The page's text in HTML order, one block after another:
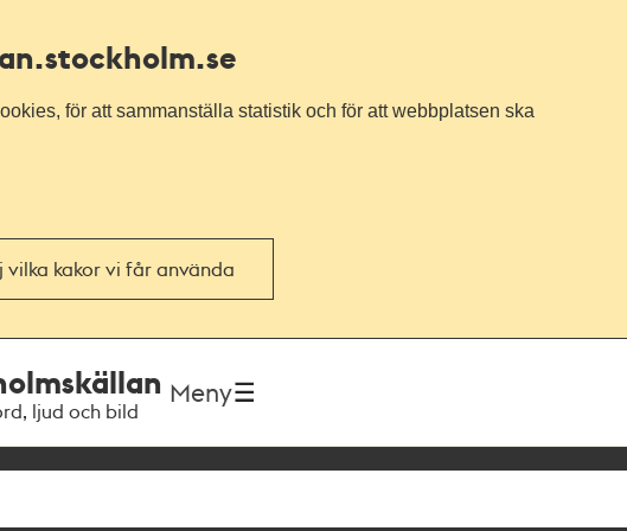
.stockholm.se
för att sammanställa statistik och för att webbplatsen ska
vilka kakor vi får använda
ljud och bild
Meny